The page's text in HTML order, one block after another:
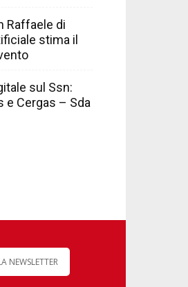
Raffaele di
stima il
sul Ssn:
e Cergas – Sda
NEWSLETTER